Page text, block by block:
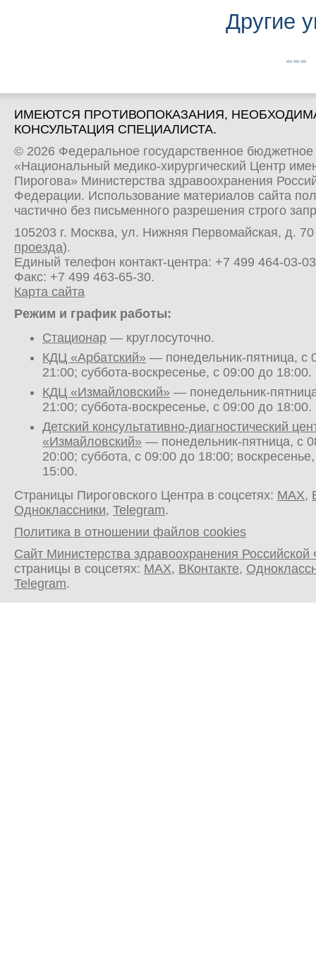
Другие
ИМЕЮТСЯ ПРОТИВОПОКАЗАНИЯ,
КОНСУЛЬТАЦИЯ СПЕЦИАЛИСТА.
© 2026 Федеральное государственное
«Национальный медико-хирургический Центр
Пирогова» Министерства здравоохранения
Федерации. Использование материалов сайта
частично без письменного разрешения строго
105203 г. Москва, ул. Нижняя Первомайская, д.
проезда).
Единый телефон контакт-центра: +7 499 464-03-03
Факс: +7 499 463-65-30.
Карта сайта
Режим и график работы:
Стационар — круглосуточно.
КДЦ «Арбатский» — понедельник-пятница, с
21:00; суббота-воскресенье, с 09:00 до 18:00.
КДЦ «Измайловский» — понедельник-
21:00; суббота-воскресенье, с 09:00 до 18:00.
Детский консультативно-диагностический
«Измайловский» — понедельник-пятница, с
20:00; суббота, с 09:00 до 18:00;
15:00.
Страницы Пироговского Центра в соцсетях: MAX,
Одноклассники, Telegram.
Политика в отношении файлов cookies
Сайт Министерства здравоохранения
страницы в соцсетях: MAX, ВКонтакте,
Telegram.